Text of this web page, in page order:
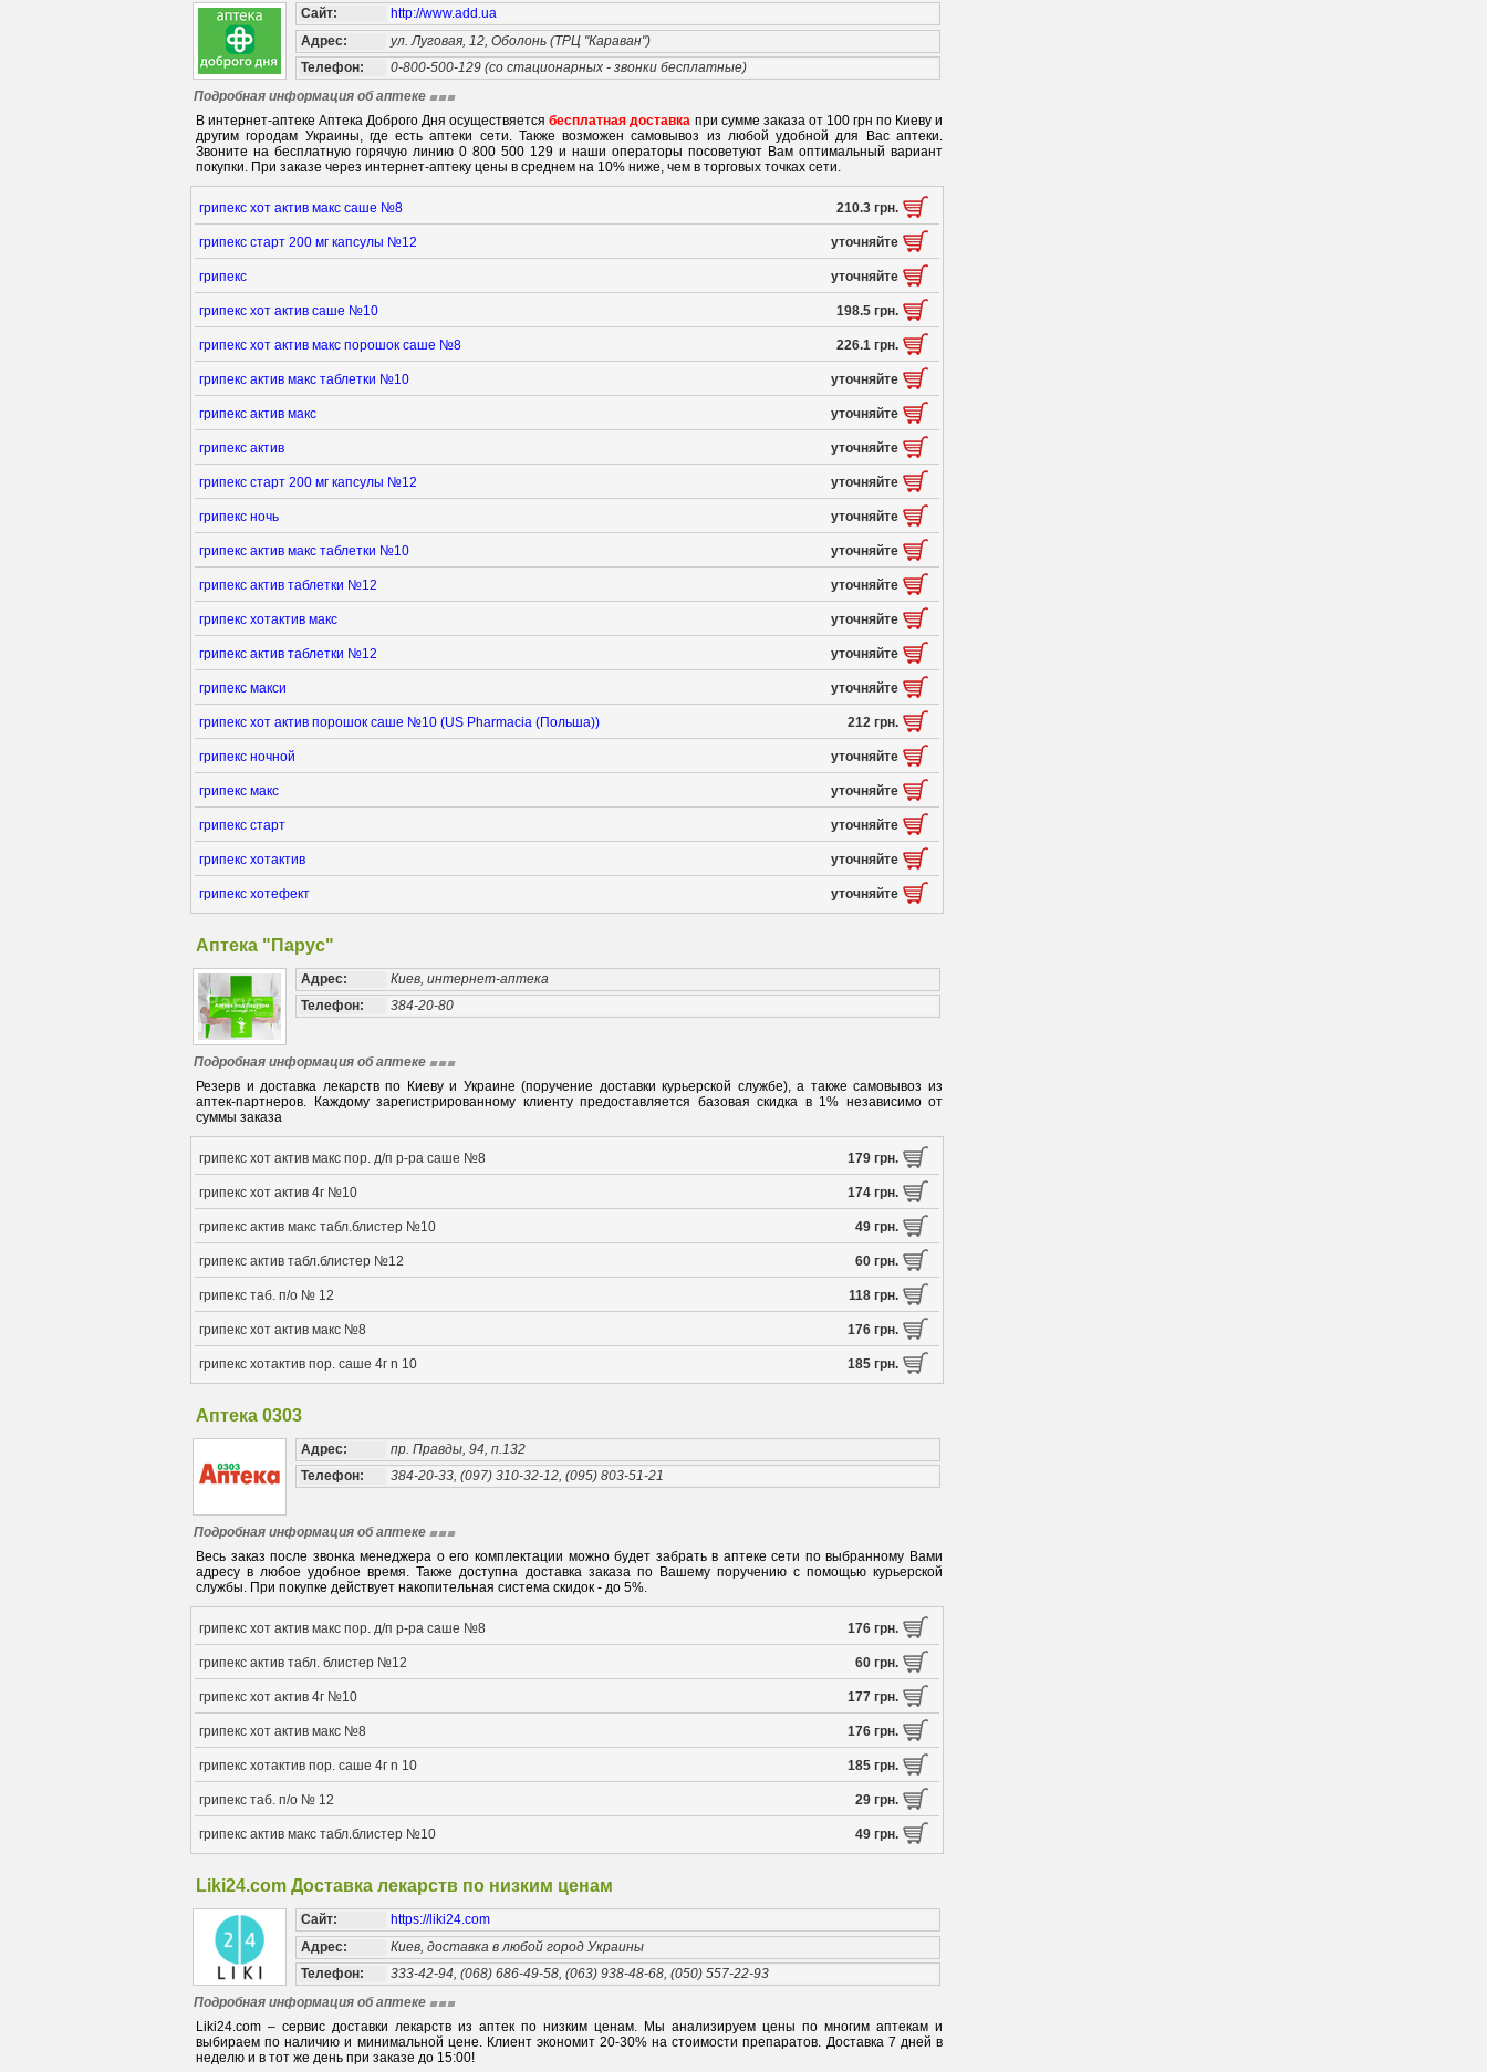
Сайт:
http://www.add.ua
Адрес:
ул. Луговая, 12, Оболонь (ТРЦ "Караван")
Телефон:
0-800-500-129 (со стационарных - звонки бесплатные)
Подробная информация об аптеке
В интернет-аптеке Аптека Доброго Дня осуществяетсябесплатная доставка при сумме заказа от 100 грн по Киеву и
другим городам Украины, где есть аптеки сети. Также возможен самовывоз из любой удобной для Вас аптеки.
Звоните на бесплатную горячую линию 0 800 500 129 и наши операторы посоветуют Вам оптимальный вариант
покупки. При заказе через интернет-аптеку цены в среднем на 10% ниже, чем в торговых точках сети.
грипекс хот актив макс саше №8 210.3 грн.
грипекс старт 200 мг капсулы №12 уточняйте
грипекс уточняйте
грипекс хот актив саше №10 198.5 грн.
грипекс хот актив макс порошок саше №8 226.1 грн.
грипекс актив макс таблетки №10 уточняйте
грипекс актив макс уточняйте
грипекс актив уточняйте
грипекс старт 200 мг капсулы №12 уточняйте
грипекс ночь уточняйте
грипекс актив макс таблетки №10 уточняйте
грипекс актив таблетки №12 уточняйте
грипекс хотактив макс уточняйте
грипекс актив таблетки №12 уточняйте
грипекс макси уточняйте
грипекс хот актив порошок саше №10 (US Pharmacia (Польша)) 212 грн.
грипекс ночной уточняйте
грипекс макс уточняйте
грипекс старт уточняйте
грипекс хотактив уточняйте
грипекс хотефект уточняйте
Аптека "Парус"
Адрес:
Киев, интернет-аптека
Телефон:
384-20-80
Подробная информация об аптеке
Резерв и доставка лекарств по Киеву и Украине (поручение доставки курьерской службе), а также самовывоз из
аптек-партнеров. Каждому зарегистрированному клиенту предоставляется базовая скидка в 1% независимо от
суммы заказа
грипекс хот актив макс пор. д/п р-ра саше №8 179 грн.
грипекс хот актив 4г №10 174 грн.
грипекс актив макс табл.блистер №10 49 грн.
грипекс актив табл.блистер №12 60 грн.
грипекс таб. п/о № 12 118 грн.
грипекс хот актив макс №8 176 грн.
грипекс хотактив пор. саше 4г n 10 185 грн.
Аптека 0303
Адрес:
пр. Правды, 94, п.132
Телефон:
384-20-33, (097) 310-32-12, (095) 803-51-21
Подробная информация об аптеке
Весь заказ после звонка менеджера о его комплектации можно будет забрать в аптеке сети по выбранному Вами
адресу в любое удобное время. Также доступна доставка заказа по Вашему поручению с помощью курьерской
службы. При покупке действует накопительная система скидок - до 5%.
грипекс хот актив макс пор. д/п р-ра саше №8 176 грн.
грипекс актив табл. блистер №12 60 грн.
грипекс хот актив 4г №10 177 грн.
грипекс хот актив макс №8 176 грн.
грипекс хотактив пор. саше 4г n 10 185 грн.
грипекс таб. п/о № 12 29 грн.
грипекс актив макс табл.блистер №10 49 грн.
Liki24.com Доставка лекарств по низким ценам
Сайт:
https://liki24.com
Адрес:
Киев, доставка в любой город Украины
Телефон:
333-42-94, (068) 686-49-58, (063) 938-48-68, (050) 557-22-93
Подробная информация об аптеке
Liki24.com – сервис доставки лекарств из аптек по низким ценам. Мы анализируем цены по многим аптекам и
выбираем по наличию и минимальной цене. Клиент экономит 20-30% на стоимости препаратов. Доставка 7 дней в
неделю и в тот же день при заказе до 15:00!